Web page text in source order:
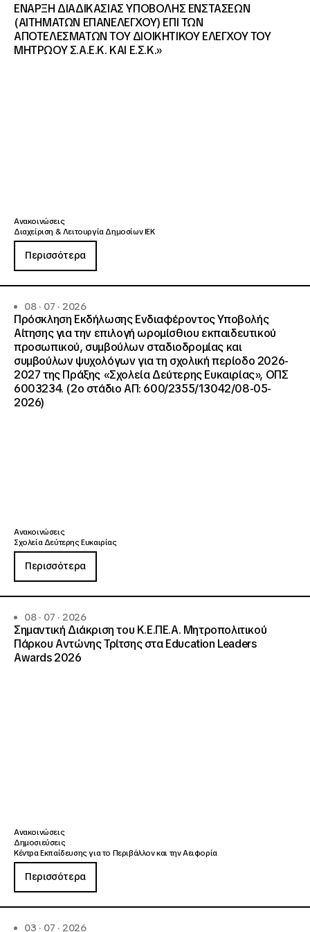
ΕΝΑΡΞΗ ΔΙΑΔΙΚΑΣΙΑΣ ΥΠΟΒΟΛΗΣ ΕΝΣΤΑΣΕΩΝ
(ΑΙΤΗΜΑΤΩΝ ΕΠΑΝΕΛΕΓΧΟΥ) ΕΠΙ ΤΩΝ
ΑΠΟΤΕΛΕΣΜΑΤΩΝ ΤΟΥ ΔΙΟΙΚΗΤΙΚΟΥ ΕΛΕΓΧΟΥ ΤΟΥ
ΜΗΤΡΩΟΥ Σ.Α.Ε.Κ. ΚΑΙ Ε.Σ.Κ.»
Ανακοινώσεις
Διαχείριση & Λειτουργία Δημοσίων ΙΕΚ
Περισσότερα
08 · 07 · 2026
Πρόσκληση Εκδήλωσης Ενδιαφέροντος Υποβολής
Αίτησης για την επιλογή ωρομίσθιου εκπαιδευτικού
προσωπικού, συμβούλων σταδιοδρομίας και
συμβούλων ψυχολόγων για τη σχολική περίοδο 2026-
2027 της Πράξης «Σχολεία Δεύτερης Ευκαιρίας», ΟΠΣ
6003234. (2ο στάδιο ΑΠ: 600/2355/13042/08-05-
2026)
Ανακοινώσεις
Σχολεία Δεύτερης Ευκαιρίας
Περισσότερα
08 · 07 · 2026
Σημαντική Διάκριση του Κ.Ε.ΠΕ.Α. Μητροπολιτικού
Πάρκου Αντώνης Τρίτσης στα Education Leaders
Awards 2026
Ανακοινώσεις
Δημοσιεύσεις
Κέντρα Εκπαίδευσης για το Περιβάλλον και την Αειφορία
Περισσότερα
03 · 07 · 2026